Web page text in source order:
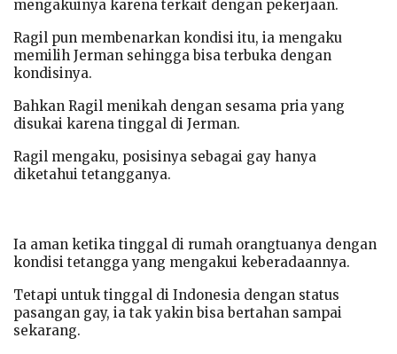
mengakuinya karena terkait dengan pekerjaan.
Ragil pun membenarkan kondisi itu, ia mengaku
memilih Jerman sehingga bisa terbuka dengan
kondisinya.
Bahkan Ragil menikah dengan sesama pria yang
disukai karena tinggal di Jerman.
Ragil mengaku, posisinya sebagai gay hanya
diketahui tetangganya.
Ia aman ketika tinggal di rumah orangtuanya dengan
kondisi tetangga yang mengakui keberadaannya.
Tetapi untuk tinggal di Indonesia dengan status
pasangan gay, ia tak yakin bisa bertahan sampai
sekarang.